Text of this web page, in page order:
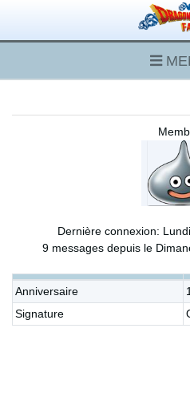
Dernière connexion:
9 messages depuis le
Anniversaire
Signature